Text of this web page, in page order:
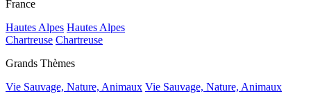
France
Hautes Alpes Hautes Alpes
Chartreuse Chartreuse
Grands Thèmes
Vie Sauvage, Nature, Animaux Vie Sauvage, Nature, Animaux